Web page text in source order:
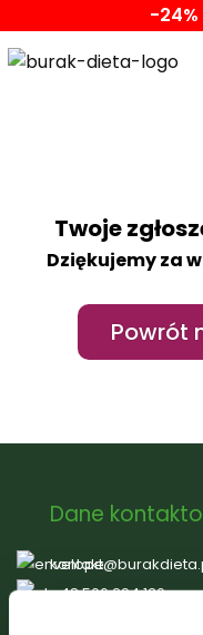
-24%
Twoje
Dziękujemy za
Powrót
Dane
+48 506 294 130